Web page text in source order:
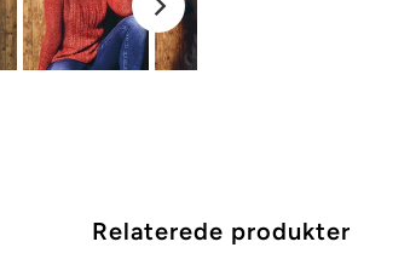
Relaterede produkter